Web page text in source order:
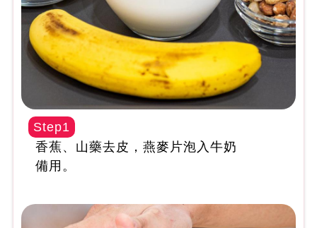
Step1
香蕉、山藥去皮，燕麥片泡入牛奶
備用。